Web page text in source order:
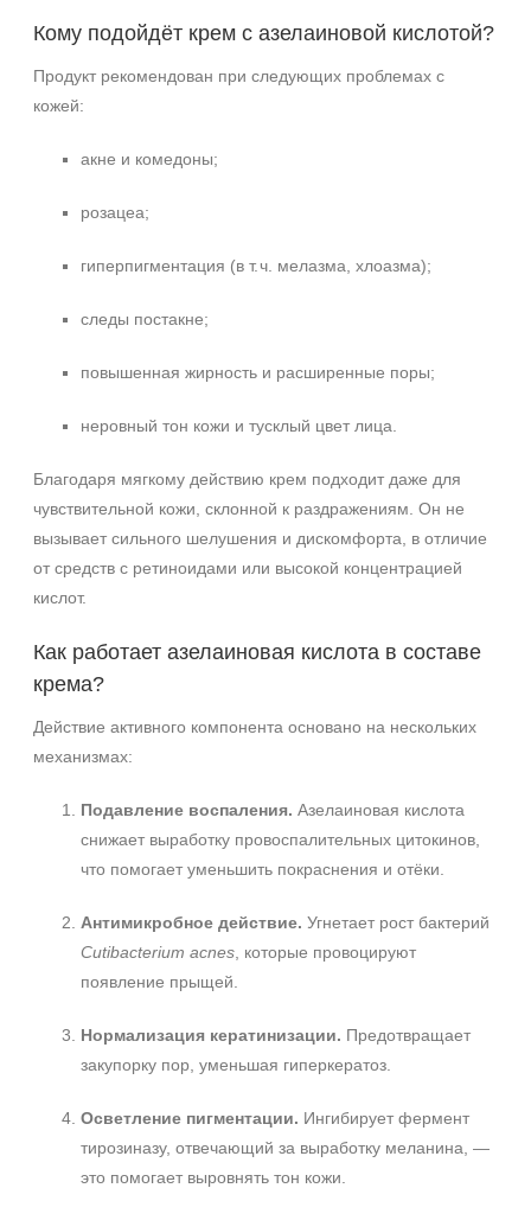
Кому подойдёт крем с азелаиновой кислотой?
Продукт рекомендован при следующих проблемах с
кожей:
акне и комедоны;
розацеа;
гиперпигментация (в т. ч. мелазма, хлоазма);
следы постакне;
повышенная жирность и расширенные поры;
неровный тон кожи и тусклый цвет лица.
Благодаря мягкому действию крем подходит даже для
чувствительной кожи, склонной к раздражениям. Он не
вызывает сильного шелушения и дискомфорта, в отличие
от средств с ретиноидами или высокой концентрацией
кислот.
Как работает азелаиновая кислота в составе
крема?
Действие активного компонента основано на нескольких
механизмах:
Подавление воспаления. Азелаиновая кислота
снижает выработку провоспалительных цитокинов,
что помогает уменьшить покраснения и отёки.
Антимикробное действие. Угнетает рост бактерий
Cutibacterium acnes , которые провоцируют
появление прыщей.
Нормализация кератинизации. Предотвращает
закупорку пор, уменьшая гиперкератоз.
Осветление пигментации. Ингибирует фермент
тирозиназу, отвечающий за выработку меланина, —
это помогает выровнять тон кожи.
Не показывать предложение о консультации